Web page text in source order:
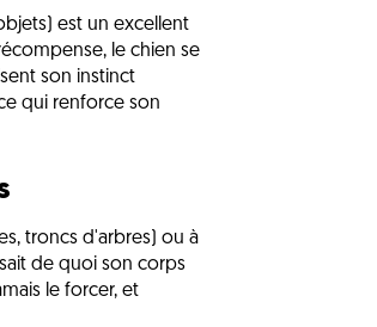
est un excellent
le chien se
son instinct
qui renforce son
troncs d'arbres) ou à
de quoi son corps
le forcer, et